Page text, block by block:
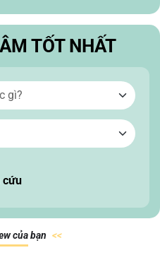
TỐT NHẤT
cứu
củabạn